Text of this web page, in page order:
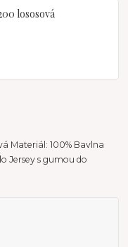
Materiál: 100% Bavlna
Jersey s gumou do